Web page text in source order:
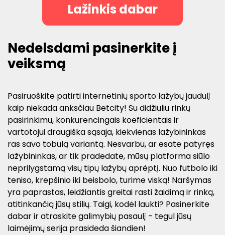
Lažinkis dabar
Nedelsdami pasinerkite į
veiksmą
Pasiruoškite patirti internetinių sporto lažybų jaudulį
kaip niekada anksčiau Betcity! Su didžiuliu rinkų
pasirinkimu, konkurencingais koeficientais ir
vartotojui draugiška sąsaja, kiekvienas lažybininkas
ras savo tobulą variantą. Nesvarbu, ar esate patyręs
lažybininkas, ar tik pradedate, mūsų platforma siūlo
neprilygstamą visų tipų lažybų aprėptį. Nuo futbolo iki
teniso, krepšinio iki beisbolo, turime viską! Naršymas
yra paprastas, leidžiantis greitai rasti žaidimą ir rinką,
atitinkančią jūsų stilių. Taigi, kodėl laukti? Pasinerkite
dabar ir atraskite galimybių pasaulį - tegul jūsų
laimėjimų serija prasideda šiandien!